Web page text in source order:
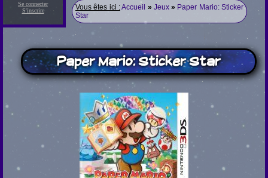
Se connecter
S'inscrire
Vous êtes ici :Accueil » Jeux » Paper Mario: Sticker
Star
Paper Mario: Sticker Star